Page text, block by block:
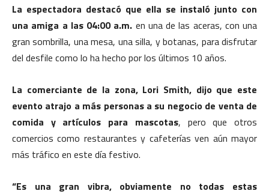
La espectadora destacó que ella se instaló junto con
una amiga a las 04:00 a.m. en una de las aceras, con una
gran sombrilla, una mesa, una silla, y botanas, para disfrutar
del desfile como lo ha hecho por los últimos 10 años.
La comerciante de la zona, Lori Smith, dijo que este
evento atrajo a más personas a su negocio de venta de
comida y artículos para mascotas, pero que otros
comercios como restaurantes y cafeterías ven aún mayor
más tráfico en este día festivo.
“Es una gran vibra, obviamente no todas estas